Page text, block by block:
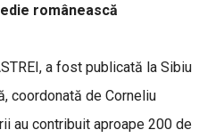
românească
a fost publicată la Sibiu
coordonată de Corneliu
au contribuit aproape 200 de